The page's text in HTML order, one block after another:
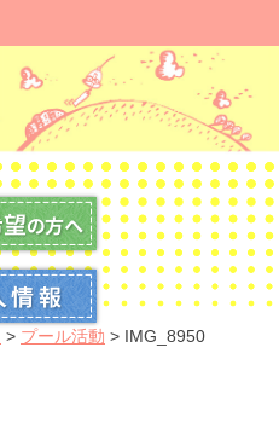
> プール活動 > IMG_8950